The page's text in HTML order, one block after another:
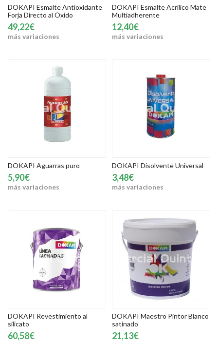
DOKAPI Esmalte Antioxidante
Forja Directo al Óxido
49,22€
más variaciones
DOKAPI Esmalte Acrílico Mate
Multiadherente
12,40€
más variaciones
DOKAPI Aguarras puro
5,90€
más variaciones
DOKAPI Disolvente Universal
3,48€
más variaciones
DOKAPI Revestimiento al
silicato
60,58€
DOKAPI Maestro Pintor Blanco
satinado
21,13€